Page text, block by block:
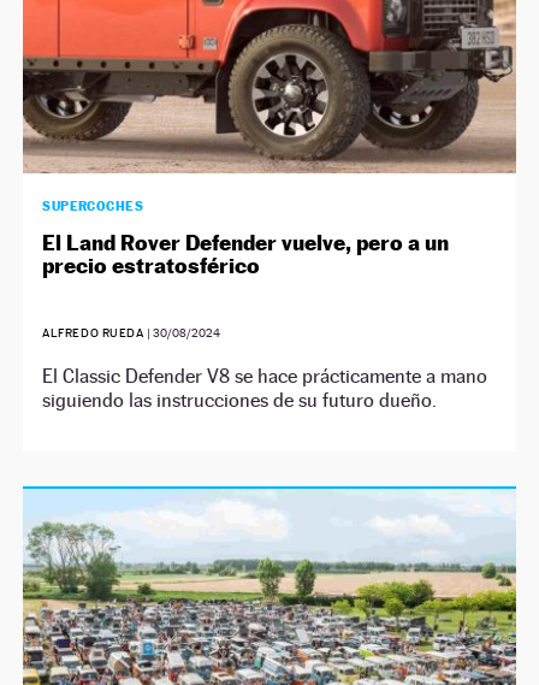
SUPERCOCHES
El Land Rover Defender vuelve, pero a un
precio estratosférico
ALFREDO RUEDA |30/08/2024
El Classic Defender V8 se hace prácticamente a mano
siguiendo las instrucciones de su futuro dueño.